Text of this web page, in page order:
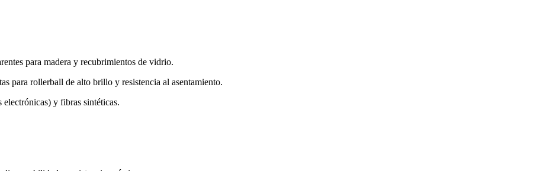
para madera y recubrimientos de vidrio.
para rollerball de alto brillo y resistencia al asentamiento.
y fibras sintéticas.